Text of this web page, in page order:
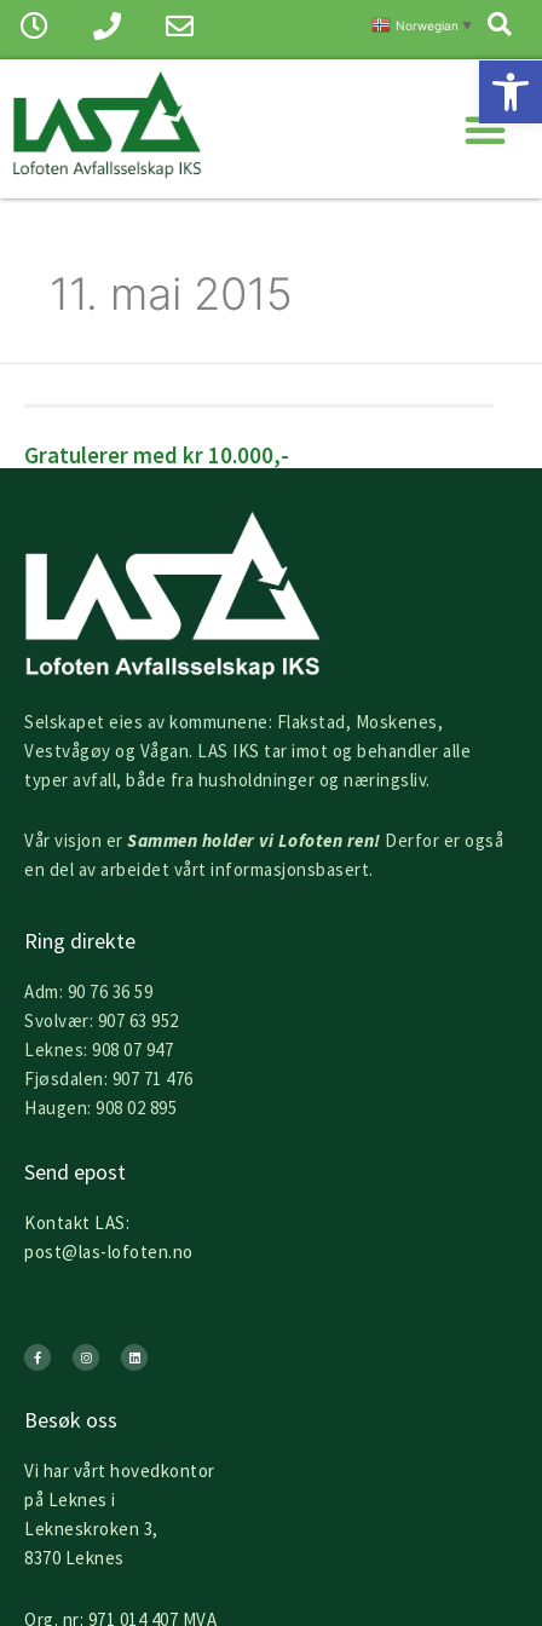
Hopp
rett
til
Norwegian ▼
11. mai 2015
Gratulerer med kr 10.000,-
Selskapet eies av kommunene: Flakstad, Moskenes,
Vestvågøy og Vågan. LAS IKS tar imot og behandler alle
typer avfall, både fra husholdninger og næringsliv.
Vår visjon er Sammen holder vi Lofoten ren! Derfor er også
en del av arbeidet vårt informasjonsbasert.
Ring direkte
Adm: 90 76 36 59
Svolvær: 907 63 952
Leknes: 908 07 947
Fjøsdalen: 907 71 476
Haugen: 908 02 895
Send epost
Kontakt LAS:
post@las-lofoten.no
c
e
b
-
s
t
a
m
n
k
e
Besøk oss
Vi har vårt hovedkontor
på Leknes i
Lekneskroken 3,
8370 Leknes
Org. nr: 971 014 407 MVA